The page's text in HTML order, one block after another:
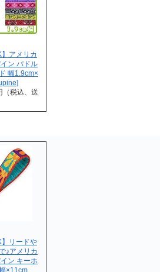
】アメリカ
ン パドル
幅1.9cm×
（税込、送
】リードや
♪アメリカ
ン キーホ
×11cm